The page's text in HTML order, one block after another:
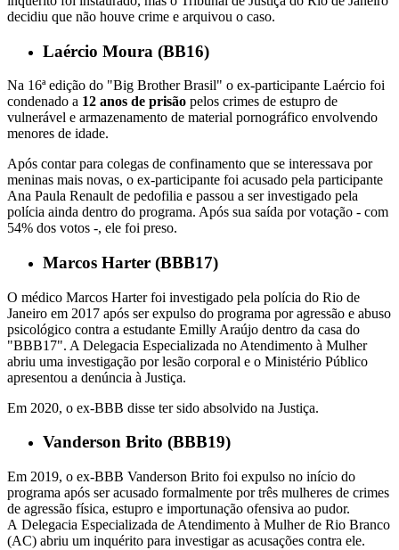
decidiu que não houve crime e arquivou o caso.
Laércio Moura (BB16)
Na 16ª edição do "Big Brother Brasil" o ex-participante Laércio foi
condenado a 12 anos de prisão pelos crimes de estupro de
vulnerável e armazenamento de material pornográfico envolvendo
menores de idade.
Após contar para colegas de confinamento que se interessava por
meninas mais novas, o ex-participante foi acusado pela participante
Ana Paula Renault de pedofilia e passou a ser investigado pela
polícia ainda dentro do programa. Após sua saída por votação - com
54% dos votos -, ele foi preso.
Marcos Harter (BBB17)
O médico Marcos Harter foi investigado pela polícia do Rio de
Janeiro em 2017 após ser expulso do programa por agressão e abuso
psicológico contra a estudante Emilly Araújo dentro da casa do
"BBB17". A Delegacia Especializada no Atendimento à Mulher
abriu uma investigação por lesão corporal e o Ministério Público
apresentou a denúncia à Justiça.
Em 2020, o ex-BBB disse ter sido absolvido na Justiça.
Vanderson Brito (BBB19)
Em 2019, o ex-BBB Vanderson Brito foi expulso no início do
programa após ser acusado formalmente por três mulheres de crimes
de agressão física, estupro e importunação ofensiva ao pudor.
A Delegacia Especializada de Atendimento à Mulher de Rio Branco
(AC) abriu um inquérito para investigar as acusações contra ele.